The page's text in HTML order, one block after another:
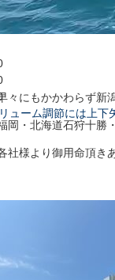
ューム調節には上下
々にもかかわらず新
岡・北海道石狩十勝
社様より御用命頂き